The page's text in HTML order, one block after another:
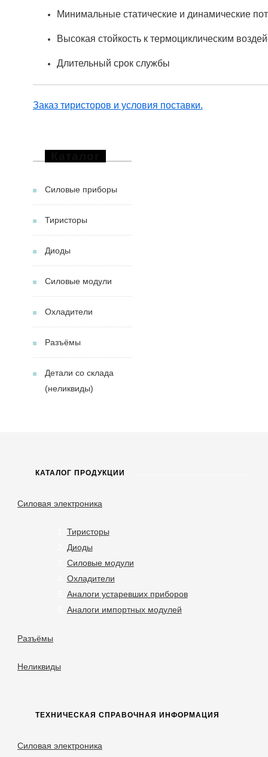
Минимальные статические и динамические
Высокая стойкость к термоциклическим
Длительный срок службы
Заказ тиристоров и условия поставки.
Силовые приборы
Тиристоры
Диоды
Силовые модули
Охладители
Разъёмы
Детали со склада
(неликвиды)
КАТАЛОГ ПРОДУКЦИИ
Силовая электроника
Тиристоры
Диоды
Силовые модули
Охладители
Аналоги устаревших приборов
Аналоги импортных модулей
Разъёмы
Неликвиды
ТЕХНИЧЕСКАЯ СПРАВОЧНАЯ ИНФОРМАЦИЯ
Силовая электроника